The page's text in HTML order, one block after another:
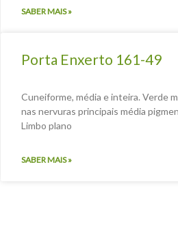
SABER MAIS »
Porta Enxerto 161-49
Cuneiforme, média e inteira. Verde
nas nervuras principais média
Limbo plano
SABER MAIS »